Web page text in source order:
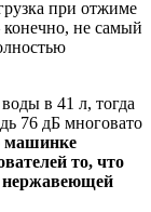
при отжиме
не самый
в 41 л, тогда
76 дБ многовато
машинке
то, что
нержавеющей